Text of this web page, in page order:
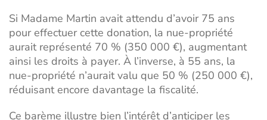
Si Madame Martin avait attendu d’avoir 75 ans
pour effectuer cette donation, la nue-propriété
aurait représenté 70 % (350 000 €), augmentant
ainsi les droits à payer. À l’inverse, à 55 ans, la
nue-propriété n’aurait valu que 50 % (250 000 €),
réduisant encore davantage la fiscalité.
Ce barème illustre bien l’intérêt d’anticiper les